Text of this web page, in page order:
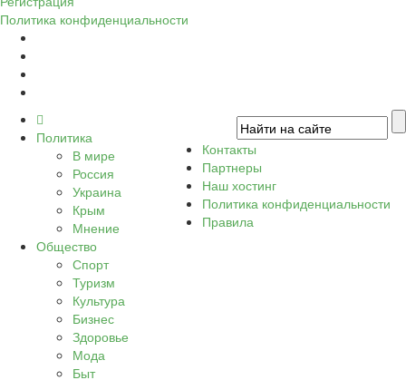
Политика конфиденциальности
Политика
В мире
Россия
Украина
Крым
Мнение
Общество
Спорт
Туризм
Культура
Бизнес
Здоровье
Мода
Быт
Контакты
Партнеры
Наш хостинг
Политика конфиденциальности
Правила